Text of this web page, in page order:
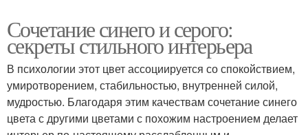
Сочетание синего и серого:
секреты стильного интерьера
В психологии этот цвет ассоциируется со спокойствием,
умиротворением, стабильностью, внутренней силой,
мудростью. Благодаря этим качествам сочетание синего
цвета с другими цветами с похожим настроением делает